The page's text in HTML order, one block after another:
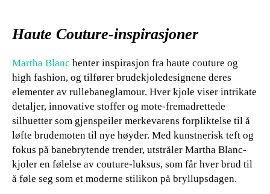
Haute Couture-inspirasjoner
Martha Blanc henter inspirasjon fra haute couture og
high fashion, og tilfører brudekjoledesignene deres
elementer av rullebaneglamour. Hver kjole viser intrikate
detaljer, innovative stoffer og mote-fremadrettede
silhuetter som gjenspeiler merkevarens forpliktelse til å
løfte brudemoten til nye høyder. Med kunstnerisk teft og
fokus på banebrytende trender, utstråler Martha Blanc-
kjoler en følelse av couture-luksus, som får hver brud til
å føle seg som et moderne stilikon på bryllupsdagen.